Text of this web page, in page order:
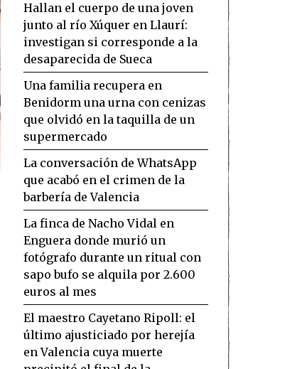
Hallan el cuerpo de una joven
junto al río Xúquer en Llaurí:
investigan si corresponde a la
desaparecida de Sueca
Una familia recupera en
Benidorm una urna con cenizas
que olvidó en la taquilla de un
supermercado
La conversación de WhatsApp
que acabó en el crimen de la
barbería de Valencia
La finca de Nacho Vidal en
Enguera donde murió un
fotógrafo durante un ritual con
sapo bufo se alquila por 2.600
euros al mes
El maestro Cayetano Ripoll: el
último ajusticiado por herejía
en Valencia cuya muerte